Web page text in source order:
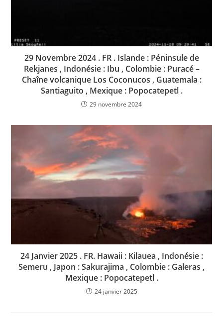
29 Novembre 2024 . FR . Islande : Péninsule de
Rekjanes , Indonésie : Ibu , Colombie : Puracé –
Chaîne volcanique Los Coconucos , Guatemala :
Santiaguito , Mexique : Popocatepetl .
29 novembre 2024
24 Janvier 2025 . FR. Hawaii : Kilauea , Indonésie :
Semeru , Japon : Sakurajima , Colombie : Galeras ,
Mexique : Popocatepetl .
24 janvier 2025